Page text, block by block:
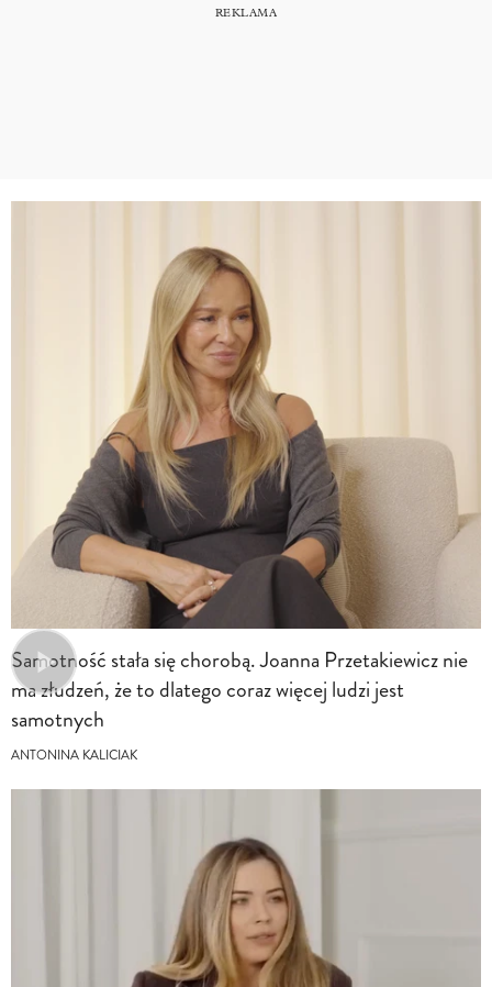
Samotność stała się chorobą. Joanna Przetakiewicz nie
ma złudzeń, że to dlatego coraz więcej ludzi jest
samotnych
ANTONINA KALICIAK